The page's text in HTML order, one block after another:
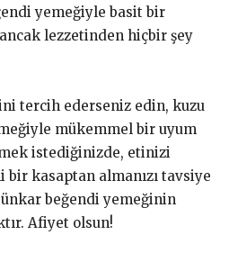
yemeğiyle basit bir
lezzetinden hiçbir şey
tercih ederseniz edin, kuzu
mükemmel bir uyum
istediğinizde, etinizi
kasaptan almanızı tavsiye
beğendi yemeğinin
Afiyet olsun!